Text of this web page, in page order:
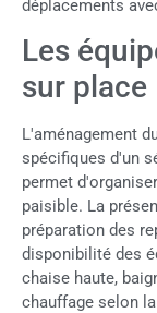
déplacements
Les
sur place
L'aménagement
spécifiques d'un
permet
paisible. La
préparation des
disponibilité des
chaise haute,
chauffage selon